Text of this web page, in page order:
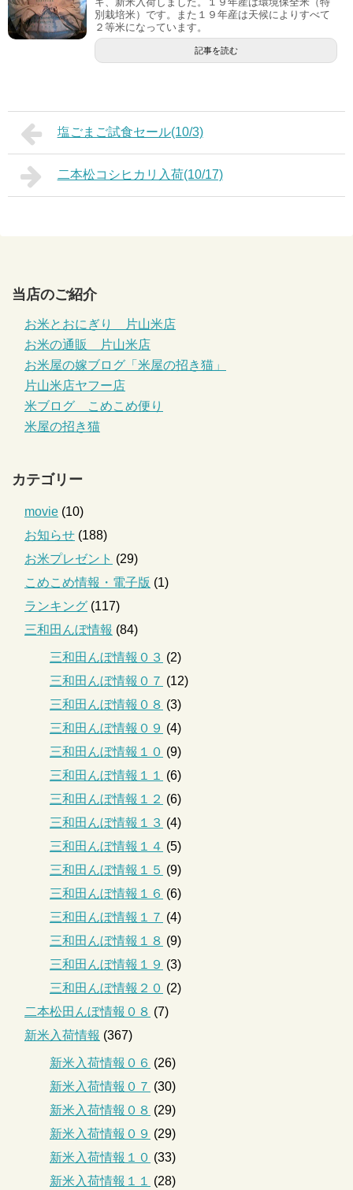
別栽培米）です。また１９年産は天候によりすべて
２等米になっています。
記事を読む
塩ごまご試食セール(10/3)
二本松コシヒカリ入荷(10/17)
当店のご紹介
お米とおにぎり 片山米店
お米の通販 片山米店
お米屋の嫁ブログ「米屋の招き猫」
片山米店ヤフー店
米ブログ こめこめ便り
米屋の招き猫
カテゴリー
movie (10)
お知らせ (188)
お米プレゼント (29)
こめこめ情報・電子版 (1)
ランキング (117)
三和田んぼ情報 (84)
三和田んぼ情報０３ (2)
三和田んぼ情報０７ (12)
三和田んぼ情報０８ (3)
三和田んぼ情報０９ (4)
三和田んぼ情報１０ (9)
三和田んぼ情報１１
(6)
三和田んぼ情報１２ (6)
三和田んぼ情報１３ (4)
三和田んぼ情報１４ (5)
三和田んぼ情報１５ (9)
三和田んぼ情報１６ (6)
三和田んぼ情報１７ (4)
三和田んぼ情報１８ (9)
三和田んぼ情報１９ (3)
三和田んぼ情報２０ (2)
二本松田んぼ情報０８ (7)
新米入荷情報 (367)
新米入荷情報０６ (26)
新米入荷情報０７ (30)
新米入荷情報０８ (29)
新米入荷情報０９ (29)
新米入荷情報１０ (33)
新米入荷情報１１
(28)